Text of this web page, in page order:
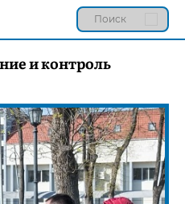
и контроль